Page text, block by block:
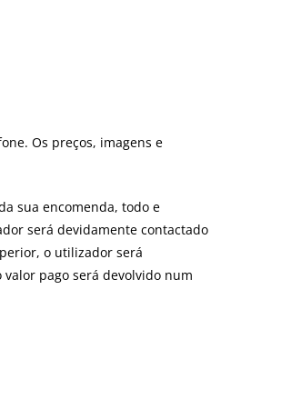
Os preços, imagens e
sua encomenda, todo e
será devidamente contactado
o utilizador será
pago será devolvido num